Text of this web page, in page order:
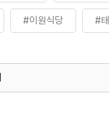
#이원식당 #